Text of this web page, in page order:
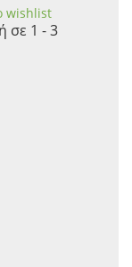
wishlist
σε 1 - 3